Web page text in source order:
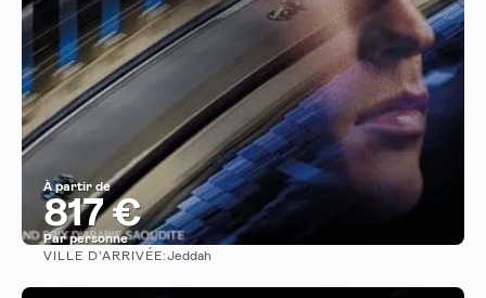
À partir de
817 €
Par personne
VILLE D’ARRIVÉE:Jeddah